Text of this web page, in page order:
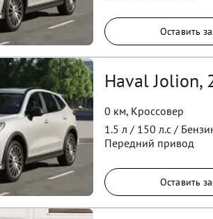
Оставить
Haval Jolion,
0 км, Кроссовер
1.5 л / 150 л.с /
Передний привод
Оставить